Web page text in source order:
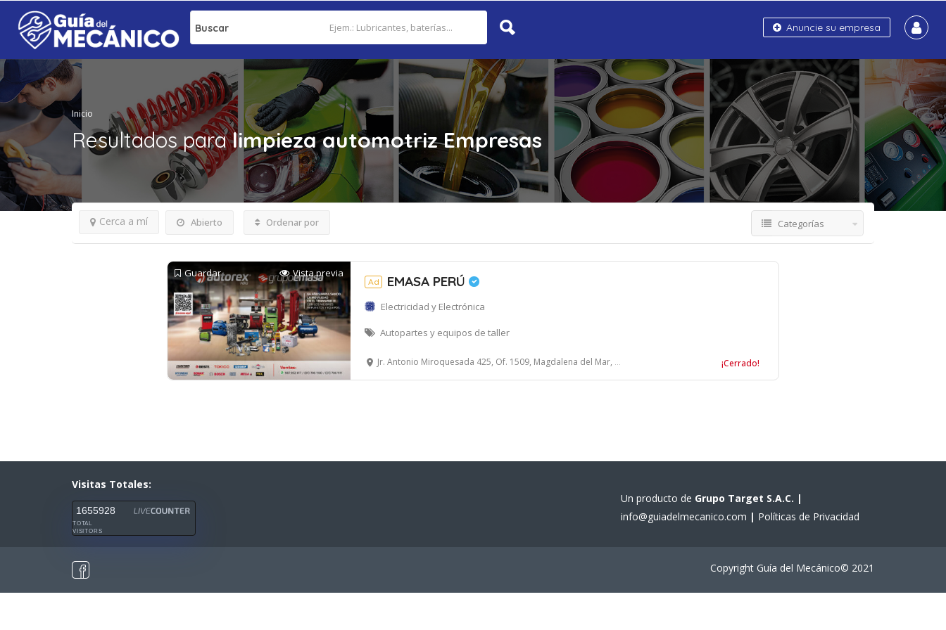
Buscar Anuncie su empresa
Inicio
Resultados paralimpieza automotriz Empresas
Abierto
Cerca a mí Ordenar por Categorías
Guardar Vista previa
Ad EMASA PERÚ
Electricidad y Electrónica
Autopartes y equipos de taller
Jr. Antonio Miroquesada 425, Of. 1509, Magdalena del Mar, Lima ¡Cerrado!
Visitas Totales:
1655928
TOTAL
VISITORS
Un producto de Grupo Target S.A.C. |
info@guiadelmecanico.com | Políticas de Privacidad
Copyright Guía del Mecánico© 2021